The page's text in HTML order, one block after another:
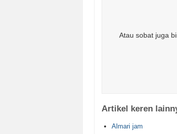
Atau sobat juga
Artikel keren
Almari jam